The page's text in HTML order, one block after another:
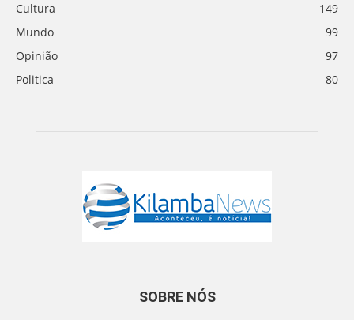
Cultura
149
Mundo
99
Opinião
97
Politica
80
SOBRE NÓS